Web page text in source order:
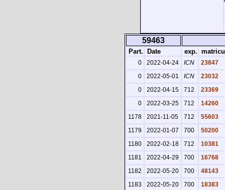
59463
Part. Date exp.
0 2022-04-24 ICN
23847
0
2022-05-01 ICN
23032
0
2022-04-15 712
23369
0
2022-03-25 712
14260
1178
2021-11-05 712
55603
1179
2022-01-07 700
50200
1180
2022-02-18 712
10381
1181
2022-04-29 700
16768
1182
2022-05-20 700
48143
1183
2022-05-20 700 18383